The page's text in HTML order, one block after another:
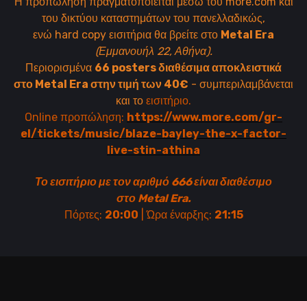
του δικτύου καταστημάτων του πανελλαδικώς,
ενώ hard copy εισιτήρια θα βρείτε στο Metal Era
(Εμμανουήλ 22, Αθήνα).
Περιορισμένα 66 posters διαθέσιμα αποκλειστικά
στο Metal Era στην τιμή των 40€ - συμπεριλαμβάνεται
και το εισιτήριο.
Online προπώληση: https://www.more.com/gr-
el/tickets/music/blaze-bayley-the-x-factor-
live-stin-athina
Το εισιτήριο με τον αριθμό 666 είναι διαθέσιμο
στο Metal Era.
Πόρτες: 20:00 | Ώρα έναρξης: 21:15